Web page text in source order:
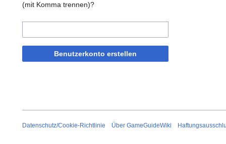
(mit Komma trennen)?
Benutzerkonto erstellen
Datenschutz/Cookie-Richtlinie Über GameGuideWiki